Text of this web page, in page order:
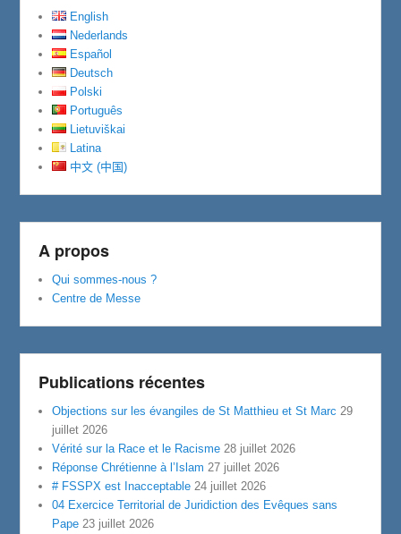
English
Nederlands
Español
Deutsch
Polski
Português
Lietuviškai
Latina
中文 (中国)
A propos
Qui sommes-nous ?
Centre de Messe
Publications récentes
Objections sur les évangiles de St Matthieu et St Marc 29
juillet 2026
Vérité sur la Race et le Racisme 28 juillet 2026
Réponse Chrétienne à l’Islam 27 juillet 2026
# FSSPX est Inacceptable 24 juillet 2026
04 Exercice Territorial de Juridiction des Evêques sans
Pape 23 juillet 2026